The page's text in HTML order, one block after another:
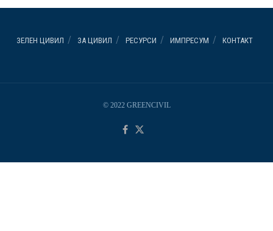
ЗЕЛЕН ЦИВИЛ ЗА ЦИВИЛ РЕСУРСИ ИМПРЕСУМ КОНТАКТ
© 2022 GREENCIVIL